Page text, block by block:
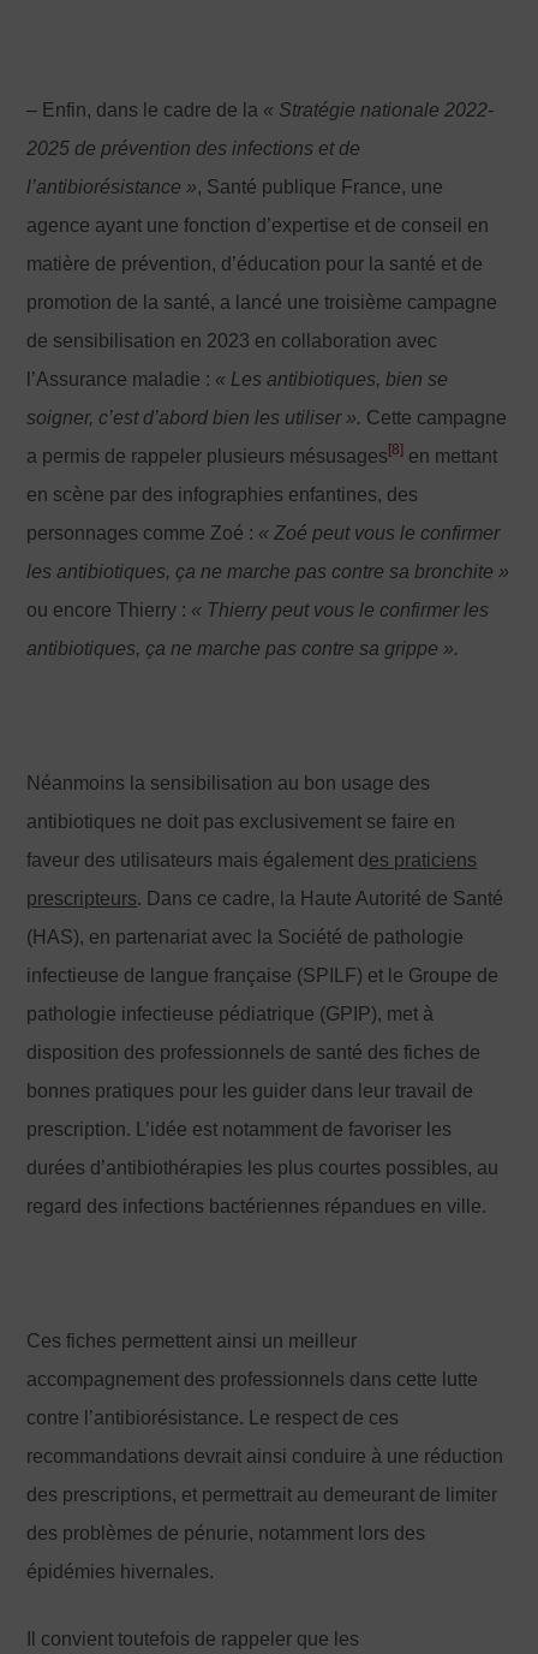
– Enfin, dans le cadre de la « Stratégie nationale 2022-
2025 de prévention des infections et de
l’antibiorésistance », Santé publique France, une
agence ayant une fonction d’expertise et de conseil en
matière de prévention, d’éducation pour la santé et de
promotion de la santé, a lancé une troisième campagne
de sensibilisation en 2023 en collaboration avec
l’Assurance maladie : « Les antibiotiques, bien se
soigner, c’est d’abord bien les utiliser». Cette campagne
a permis de rappeler plusieurs mésusages [8] en mettant
en scène par des infographies enfantines, des
personnages comme Zoé : « Zoé peut vous le confirmer
les antibiotiques, ça ne marche pas contre sa bronchite »
ou encore Thierry : « Thierry peut vous le confirmer les
antibiotiques, ça ne marche pas contre sa grippe ».
Néanmoins la sensibilisation au bon usage des
antibiotiques ne doit pas exclusivement se faire en
faveur des utilisateurs mais également d es praticiens
prescripteurs. Dans ce cadre, la Haute Autorité de Santé
(HAS), en partenariat avec la Société de pathologie
infectieuse de langue française (SPILF) et le Groupe de
pathologie infectieuse pédiatrique (GPIP), met à
disposition des professionnels de santé des fiches de
bonnes pratiques pour les guider dans leur travail de
prescription. L’idée est notamment de favoriser les
durées d’antibiothérapies les plus courtes possibles, au
regard des infections bactériennes répandues en ville.
Ces fiches permettent ainsi un meilleur
accompagnement des professionnels dans cette lutte
contre l’antibiorésistance. Le respect de ces
recommandations devrait ainsi conduire à une réduction
des prescriptions, et permettrait au demeurant de limiter
des problèmes de pénurie, notamment lors des
épidémies hivernales.
Il convient toutefois de rappeler que les